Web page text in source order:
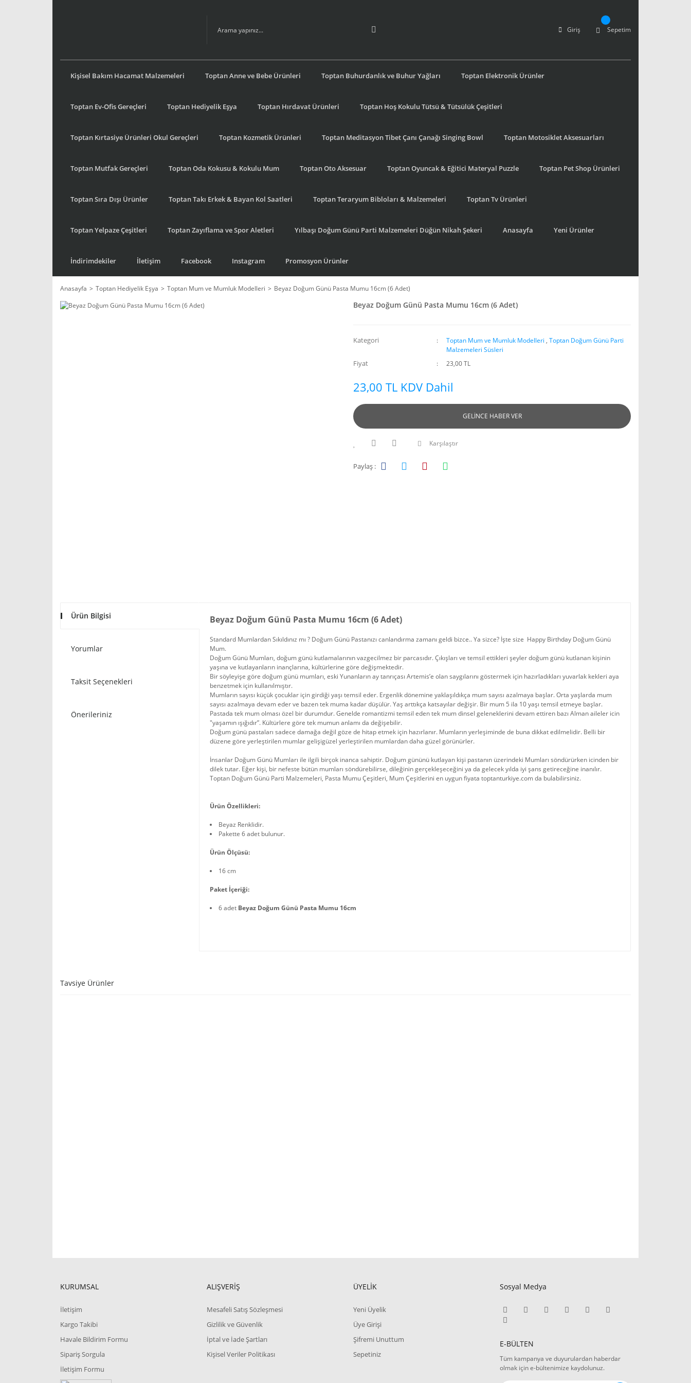
Giriş Sepetim
Kişisel Bakım Hacamat Malzemeleri Toptan Anne ve Bebe Ürünleri Toptan Buhurdanlık ve Buhur Yağları Toptan Elektronik Ürünler
Toptan Ev-Ofis Gereçleri Toptan Hediyelik Eşya Toptan Hırdavat Ürünleri Toptan Hoş Kokulu Tütsü & Tütsülük Çeşitleri
Toptan Kırtasiye Ürünleri Okul Gereçleri Toptan Kozmetik Ürünleri Toptan Meditasyon Tibet Çanı Çanağı Singing Bowl Toptan Motosiklet Aksesuarları
Toptan Mutfak Gereçleri Toptan Oda Kokusu & Kokulu Mum Toptan Oto Aksesuar Toptan Oyuncak & Eğitici Materyal Puzzle Toptan Pet Shop Ürünleri
Toptan Sıra Dışı Ürünler Toptan Takı Erkek & Bayan Kol Saatleri Toptan Teraryum Bibloları & Malzemeleri Toptan Tv Ürünleri
Toptan Yelpaze Çeşitleri Toptan Zayıflama ve Spor Aletleri Yılbaşı Doğum Günü Parti Malzemeleri Düğün Nikah Şekeri Anasayfa Yeni Ürünler
İndirimdekiler İletişim Facebook Instagram Promosyon Ürünler
Anasayfa Toptan Hediyelik Eşya Toptan Mum ve Mumluk Modelleri Beyaz Doğum Günü Pasta Mumu 16cm (6 Adet)
Beyaz Doğum Günü Pasta Mumu 16cm (6 Adet)
Kategori Toptan Mum ve Mumluk Modelleri , Toptan Doğum Günü Parti
Malzemeleri Süsleri
Fiyat 23,00 TL
23,00 TL KDV Dahil
GELİNCE HABER VER
Karşılaştır
Paylaş :
Ürün Bilgisi
Yorumlar
Taksit Seçenekleri
Önerileriniz
Beyaz Doğum Günü Pasta Mumu 16cm (6 Adet)
Standard Mumlardan Sıkıldınız mı ? Doğum Günü Pastanızı canlandırma zamanı geldi bizce.. Ya sizce? İşte size Happy Birthday Doğum Günü
Mum.
Doğum Günü Mumları, doğum günü kutlamalarının vazgecilmez bir parcasıdır. Çıkışları ve temsil ettikleri şeyler doğum günü kutlanan kişinin
yaşına ve kutlayanların inançlarına, kültürlerine göre değişmektedir.
Bir söyleyişe göre doğum günü mumları, eski Yunanların ay tanrıçası Artemis’e olan saygılarını göstermek için hazırladıkları yuvarlak kekleri aya
benzetmek için kullanılmıştır.
Mumların sayısı küçük çocuklar için girdiği yaşı temsil eder. Ergenlik dönemine yaklaşıldıkça mum sayısı azalmaya başlar. Orta yaşlarda mum
sayısı azalmaya devam eder ve bazen tek muma kadar düşülür. Yaş arttıkça katsayılar değişir. Bir mum 5 ila 10 yaşı temsil etmeye başlar.
Pastada tek mum olması özel bir durumdur. Genelde romantizmi temsil eden tek mum dinsel geleneklerini devam ettiren bazı Alman aileler icin
"yaşamın ışığıdır”. Kültürlere göre tek mumun anlamı da değişebilir.
Doğum günü pastaları sadece damağa değil göze de hitap etmek için hazırlanır. Mumların yerleşiminde de buna dikkat edilmelidir. Belli bir
düzene göre yerleştirilen mumlar gelişigüzel yerleştirilen mumlardan daha güzel görünürler.
İnsanlar Doğum Günü Mumları ile ilgili birçok inanca sahiptir. Doğum gününü kutlayan kişi pastanın üzerindeki Mumları söndürürken icinden bir
dilek tutar. Eğer kişi, bir nefeste bütün mumları söndürebilirse, dileğinin gerçekleşeceğini ya da gelecek yılda iyi şans getireceğine inanılır.
Toptan Doğum Günü Parti Malzemeleri, Pasta Mumu Çeşitleri, Mum Çeşitlerini en uygun fiyata toptanturkiye.com da bulabilirsiniz.
Ürün Özellikleri:
Beyaz Renklidir.
Pakette 6 adet bulunur.
Ürün Ölçüsü:
16 cm
Paket İçeriği:
6 adet Beyaz Doğum Günü Pasta Mumu 16cm
Tavsiye Ürünler
KURUMSAL
İletişim
Kargo Takibi
Havale Bildirim Formu
Sipariş Sorgula
İletişim Formu
ALIŞVERİŞ
Mesafeli Satış Sözleşmesi
Gizlilik ve Güvenlik
İptal ve İade Şartları
Kişisel Veriler Politikası
ÜYELİK
Yeni Üyelik
Üye Girişi
Şifremi Unuttum
Sepetiniz
Sosyal Medya
E-BÜLTEN
Tüm kampanya ve duyurulardan haberdar
olmak için e-bültenimize kaydolunuz.